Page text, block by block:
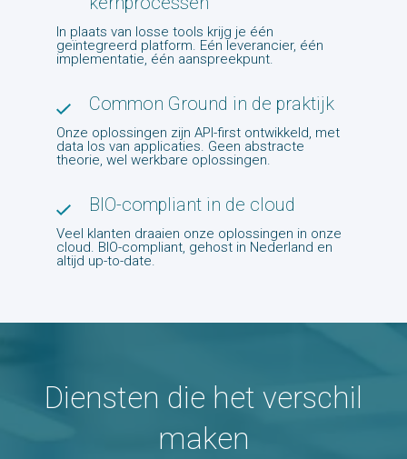
In plaats van losse tools krijg je één
geïntegreerd platform. Eén leverancier, één
implementatie, één aanspreekpunt.
Common Ground in de praktijk
Onze oplossingen zijn API-first ontwikkeld, met
data los van applicaties. Geen abstracte
theorie, wel werkbare oplossingen.
BIO-compliant in de cloud
Veel klanten draaien onze oplossingen in onze
cloud. BIO-compliant, gehost in Nederland en
altijd up-to-date.
Diensten die het verschil
maken